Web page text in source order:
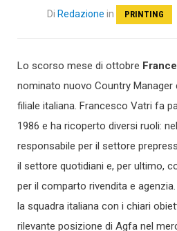
Di Redazione in PRINTING
Lo scorso mese di ottobre
nominato nuovo Country Manager
filiale italiana. Francesco Vatri fa
1986 e ha ricoperto diversi ruoli:
responsabile per il settore
il settore quotidiani e, per ultimo,
per il comparto rivendita e
la squadra italiana con i chiari
rilevante posizione di Agfa nel